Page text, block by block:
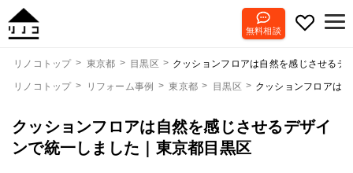
無料相談
リノコトップ 東京都 目黒区 クッションフロアは自然を感じさせるデ
リノコトップ リフォーム事例 東京都 目黒区 クッションフロアは
クッションフロアは自然を感じさせるデザイ
ンで統一しました｜東京都目黒区